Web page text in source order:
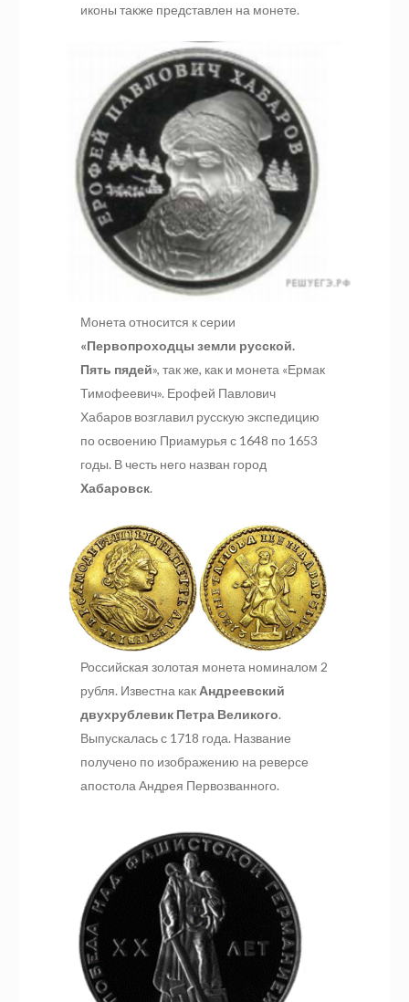
иконы также представлен на монете.
Монета относится к серии
«Первопроходцы земли русской.
Пять пядей», так же, как и монета «Ермак
Тимофеевич». Ерофей Павлович
Хабаров возглавил русскую экспедицию
по освоению Приамурья с 1648 по 1653
годы. В честь него назван город
Хабаровск.
Российская золотая монета номиналом 2
рубля. Известна как Андреевский
двухрублевик Петра Великого.
Выпускалась с 1718 года. Название
получено по изображению на реверсе
апостола Андрея Первозванного.